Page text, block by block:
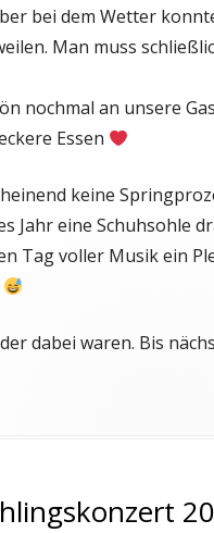
bei dem Wetter
Man muss
nochmal an unsere
Essen
keine
Jahr eine Schuhsohle
Tag voller Musik ein
dabei waren. Bis